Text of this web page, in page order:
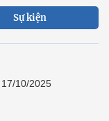
Sự kiện
10/2025